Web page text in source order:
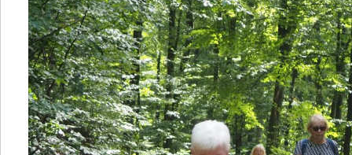
Rückblick 2018
Rückblick 2017
Rückblick 2016
Rückblick 2015
Rückblick 2014
Rückblick 2013